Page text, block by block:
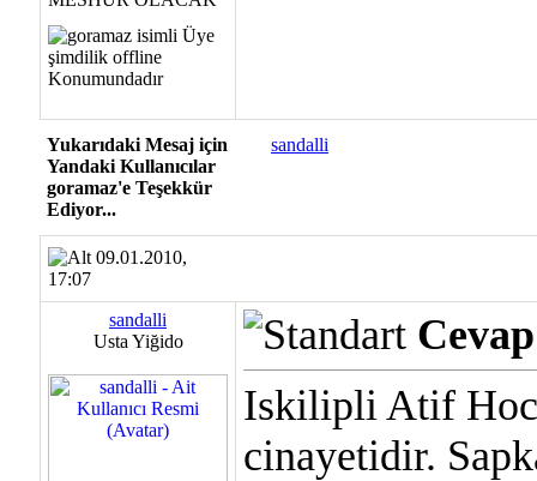
Yukarıdaki Mesaj için
Yandaki Kullanıcılar
goramaz'e Teşekkür
Ediyor...
sandalli
09.01.2010,
17:07
sandalli
Usta Yiğido
Iskilipli Atif
cinayetidir.